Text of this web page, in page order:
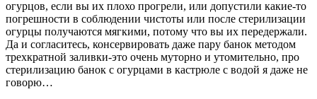
огурцов, если вы их плохо прогрели, или допустили какие-то
погрешности в соблюдении чистоты или после стерилизации
огурцы получаются мягкими, потому что вы их передержали.
Да и согласитесь, консервировать даже пару банок методом
трехкратной заливки-это очень муторно и утомительно, про
стерилизацию банок с огурцами в кастрюле с водой я даже не
говорю…